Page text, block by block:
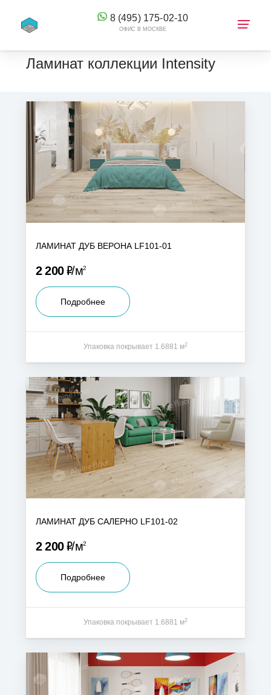
8 (495) 175-02-10
ОФИС В МОСКВЕ
КОРЗИНА
Ламинат коллекции Intensity
ЛАМИНАТ ДУБ ВЕРОНА LF101-01
2 200Р м2
Подробнее
Упаковка покрывает 1.6881 м2
ЛАМИНАТ ДУБ САЛЕРНО LF101-02
2 200Р м2
Подробнее
Упаковка покрывает 1.6881 м2